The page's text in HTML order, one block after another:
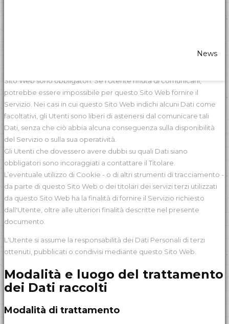
News
Sito Web sono obbligatori. Se l’Utente rifiuta di comunicarli,
potrebbe essere impossibile per questo Sito Web fornire il
Servizio. Nei casi in cui questo Sito Web indichi alcuni Dati come
facoltativi, gli Utenti sono liberi di astenersi dal comunicare tali
Dati, senza che ciò abbia alcuna conseguenza sulla disponibilità
del Servizio o sulla sua operatività.
Gli Utenti che dovessero avere dubbi su quali Dati siano
obbligatori sono incoraggiati a contattare il Titolare.
L’eventuale utilizzo di Cookie - o di altri strumenti di tracciamento -
da parte di questo Sito Web o dei titolari dei servizi terzi utilizzati
da questo Sito Web ha la finalità di fornire il Servizio richiesto
dall'Utente, oltre alle ulteriori finalità descritte nel presente
documento.
L'Utente si assume la responsabilità dei Dati Personali di terzi
ottenuti, pubblicati o condivisi mediante questo Sito Web.
Modalità e luogo del trattamento
dei Dati raccolti
Modalità di trattamento